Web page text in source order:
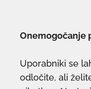
Onemogočanje
Uporabniki se
odločite, ali